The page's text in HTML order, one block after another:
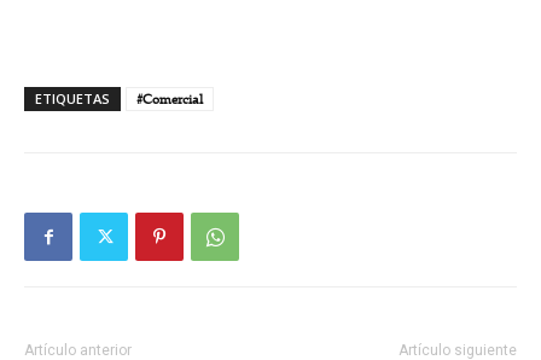
ETIQUETAS #Comercial
Artículo anterior Artículo siguiente